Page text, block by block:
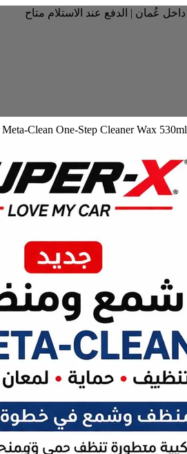
Clean One-Step Cleaner Wax 530ml